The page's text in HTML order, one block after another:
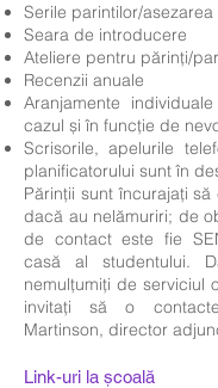
Serile parintilor/asezarea
Seara de introducere
Ateliere pentru părinți/
Recenzii anuale
Aranjamente
cazul și în funcție de
Scrisorile, apelurile
planificatorului sunt în
Părinții sunt încurajați
dacă au nelămuriri; de
de contact este fie
casă al studentului.
nemulțumiți de serviciul
invitați să o
Martinson, director
Link-uri la școală